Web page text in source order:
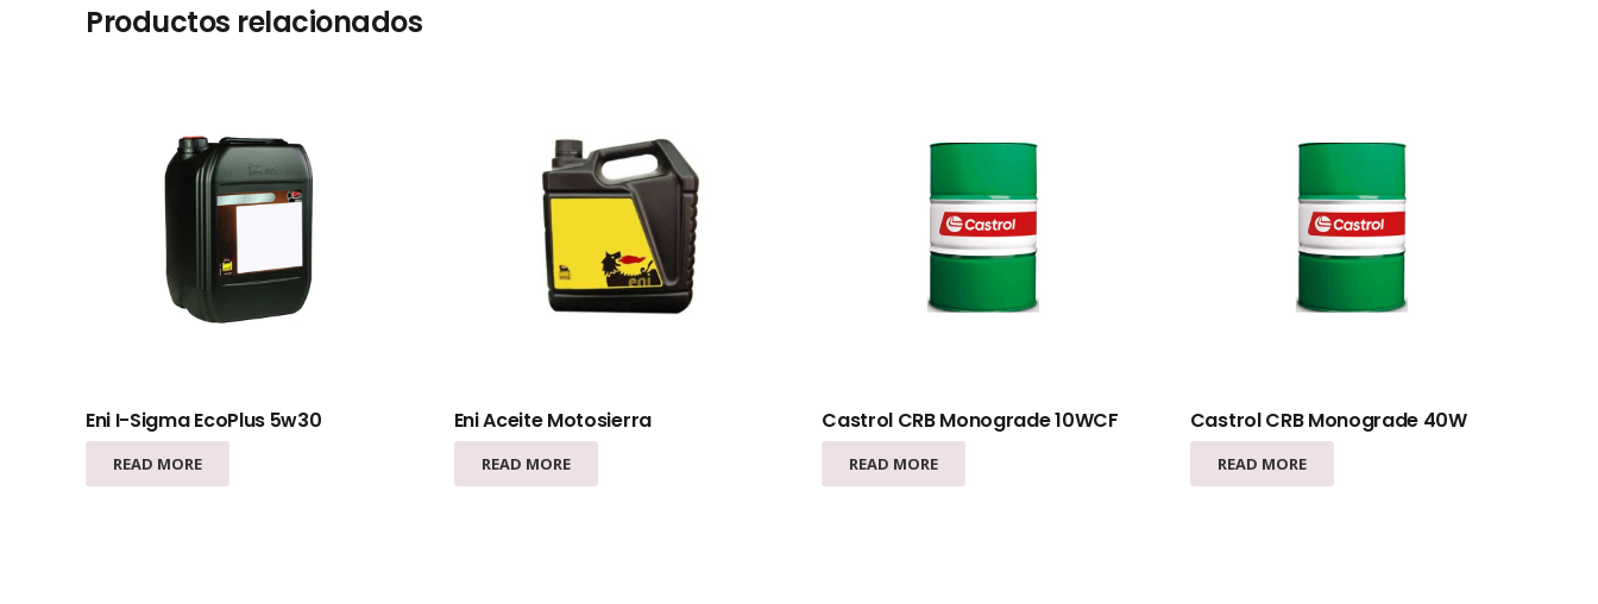
Productos relacionados
Eni I-Sigma EcoPlus 5w30
READ MORE
Eni Aceite Motosierra
READ MORE
Castrol CRB Monograde 10WCF
READ MORE
Castrol CRB Monograde 40W
READ MORE